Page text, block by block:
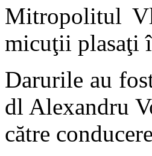
Mitropolitul
micuţii plasaţi
Darurile au
dl Alexandru
către